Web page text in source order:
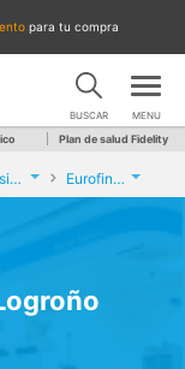
para tu compra
BUSCAR MENU
Plan de salud Fidelity
Análisis de PSA Eurofins Análisis Clínicos Logroño